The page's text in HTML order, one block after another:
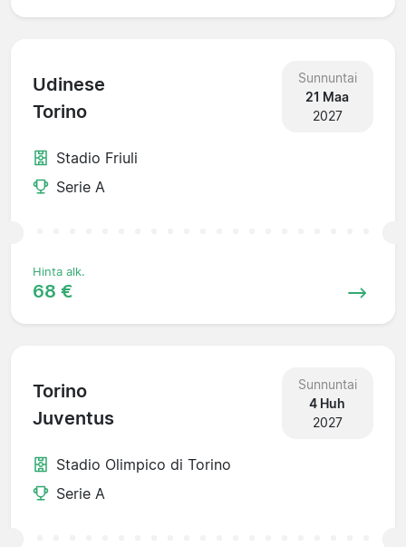
Udinese
Torino
Sunnuntai
21 Maa
2027
Stadio Friuli
Serie A
Hinta alk.
68 €
Torino
Juventus
Sunnuntai
4 Huh
2027
Stadio Olimpico di Torino
Serie A